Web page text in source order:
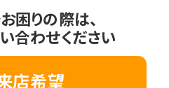
困りの際は、
合わせください
店希望